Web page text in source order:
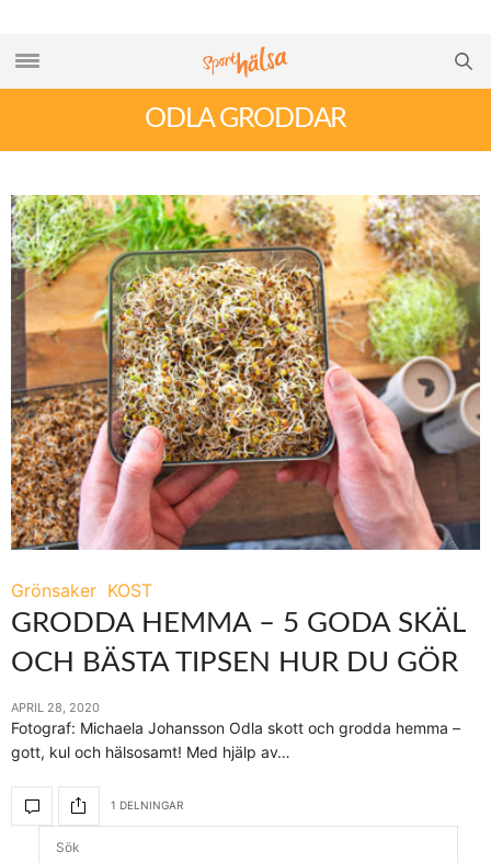
ODLA GRODDAR
Grönsaker KOST
GRODDA HEMMA – 5 GODA SKÄL
OCH BÄSTA TIPSEN HUR DU GÖR
APRIL 28, 2020
Fotograf: Michaela Johansson Odla skott och grodda hemma –
gott, kul och hälsosamt! Med hjälp av…
1 DELNINGAR